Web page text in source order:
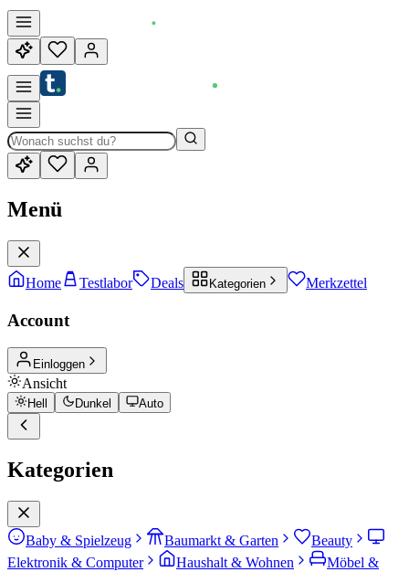
Menü
Home Testlabor Deals Kategorien Merkzettel
Account
Einloggen
Ansicht
Hell Dunkel Auto
Kategorien
Baby & Spielzeug Baumarkt & Garten
Beauty
Elektronik & Computer
Haushalt & Wohnen
Möbel &